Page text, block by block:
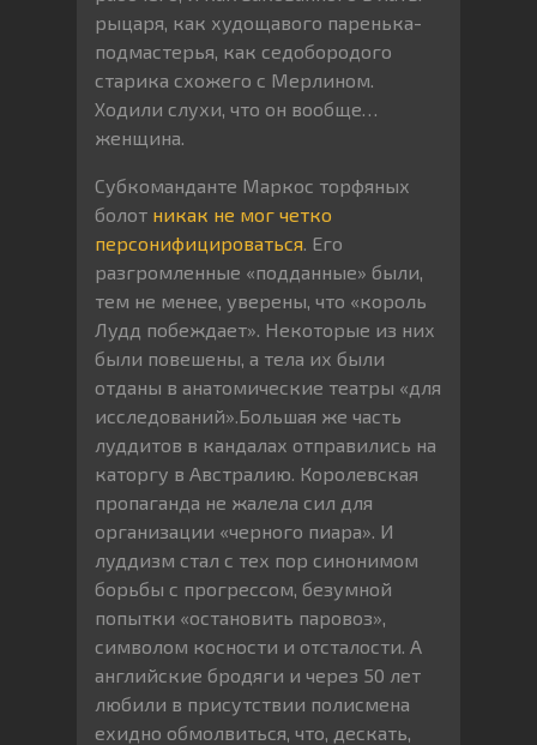
рыцаря, как худощавого паренька-
подмастерья, как седобородого
старика схожего с Мерлином.
Ходили слухи, что он вообще…
женщина.
Субкоманданте Маркос торфяных
болот никак не мог четко
персонифицироваться. Его
разгромленные «подданные» были,
тем не менее, уверены, что «король
Лудд побеждает». Некоторые из них
были повешены, а тела их были
отданы в анатомические театры «для
исследований».Большая же часть
луддитов в кандалах отправились на
каторгу в Австралию. Королевская
пропаганда не жалела сил для
организации «черного пиара». И
луддизм стал с тех пор синонимом
борьбы с прогрессом, безумной
попытки «остановить паровоз»,
символом косности и отсталости. А
английские бродяги и через 50 лет
любили в присутствии полисмена
ехидно обмолвиться, что, дескать,